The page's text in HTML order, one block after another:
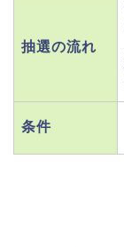
抽選の流れ
条件